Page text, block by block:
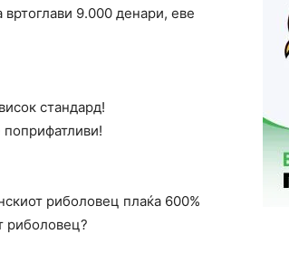
9.000 денари, еве
стандард!
риболовец плаќа 600%
риболовец?